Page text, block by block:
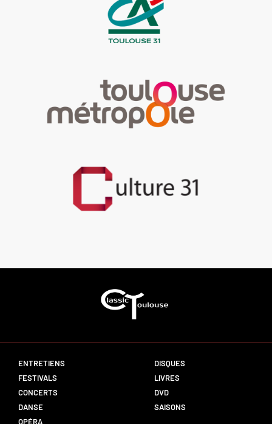
ENTRETIENS
FESTIVALS
CONCERTS
DANSE
OPÉRA
DISQUES
LIVRES
DVD
SAISONS